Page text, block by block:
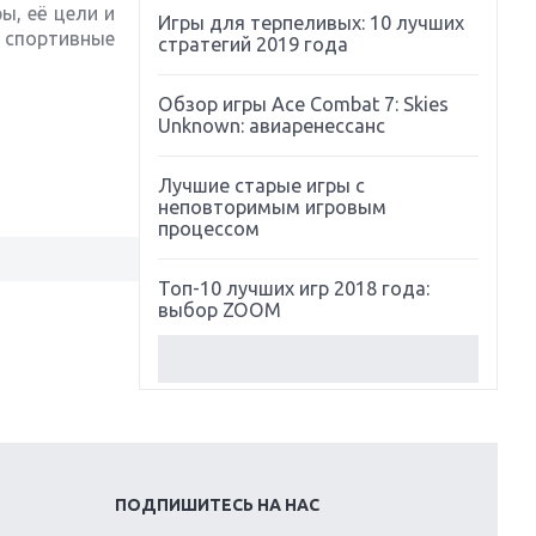
её цели и
Игры для терпеливых: 10 лучших
стратегий 2019 года
Обзор игры Ace Combat 7: Skies
Unknown: авиаренессанс
Лучшие старые игры с
неповторимым игровым
процессом
Топ-10 лучших игр 2018 года:
выбор ZOOM
ПОДПИШИТЕСЬ НА НАС